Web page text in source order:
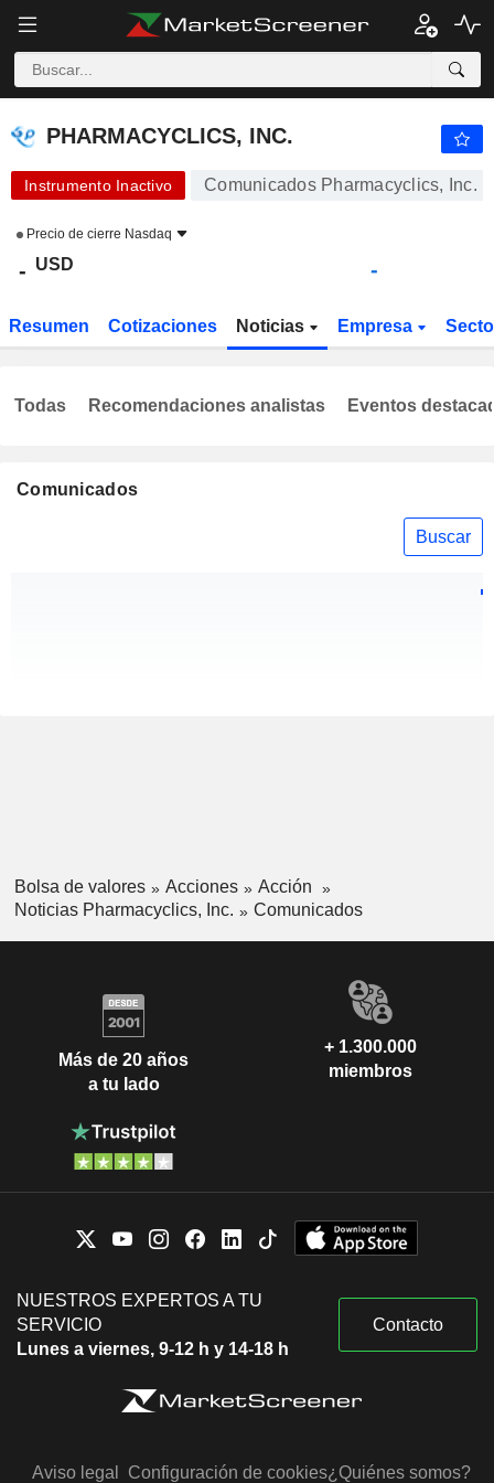
PHARMACYCLICS, INC.
PHARMACYCLICS, INC.
Instrumento Inactivo Comunicados Pharmacyclics, Inc.
Precio de cierre Nasdaq
- USD -
Resumen Cotizaciones Noticias Empresa
Comunicados
Buscar
Todas Recomendaciones analistas Eventos
Bolsa de valores Acciones
Acción
Noticias Pharmacyclics, Inc.
Comunicados
Más de 20 años
a tu lado
+ 1.300.000
miembros
NUESTROS EXPERTOS A TU
SERVICIO
Lunes a viernes, 9-12 h y 14-18 h
Contacto
Aviso legal Configuración de cookies¿Quiénes somos?